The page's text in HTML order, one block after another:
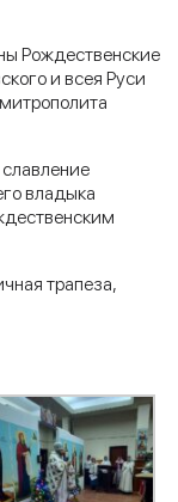
Рождественские
и всея Руси
владыка
трапеза,